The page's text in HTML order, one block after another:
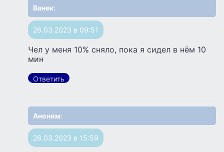
Ванек:
26.03.2023 в 09:51
Чел у меня 10% сняло, пока я сидел в нём 10
мин
Ответить
Аноним:
28.03.2023 в 15:59